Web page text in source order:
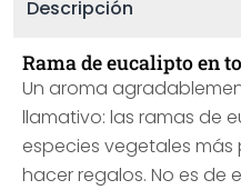
Descripción
Rama de eucalipto en
Un aroma
llamativo: las ramas de
especies vegetales
hacer regalos. No es de